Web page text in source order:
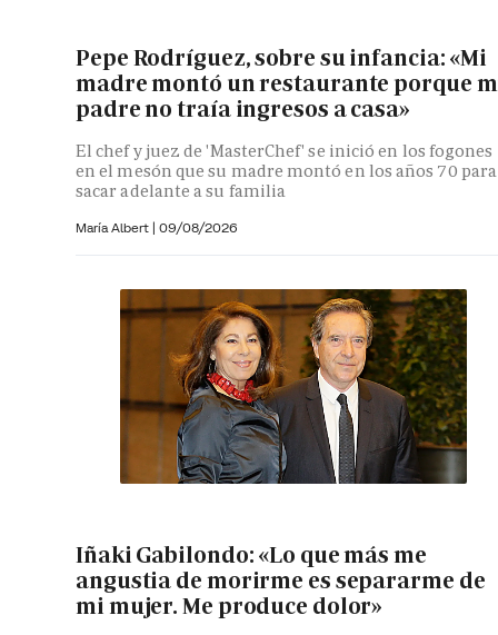
Pepe Rodríguez, sobre su infancia: «Mi
madre montó un restaurante porque
padre no traía ingresos a casa»
El chef y juez de 'MasterChef' se inició en los fogones
en el mesón que su madre montó en los años 70 para
sacar adelante a su familia
María Albert | 09/08/2026
Iñaki Gabilondo: «Lo que más me
angustia de morirme es separarme de
mi mujer. Me produce dolor»